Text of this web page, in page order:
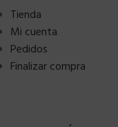
Tienda
Mi cuenta
Pedidos
Finalizar compra